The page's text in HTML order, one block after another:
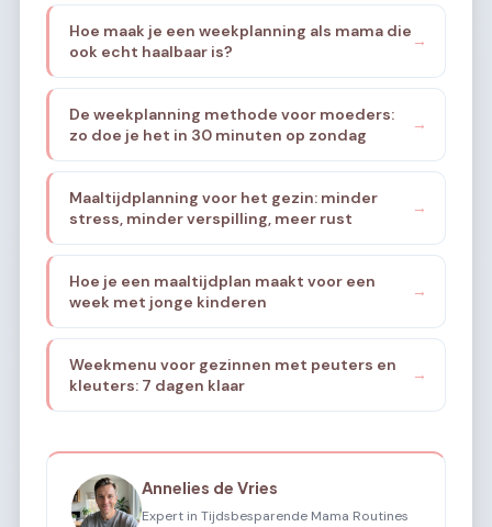
Hoe maak je een weekplanning als mama die
ook echt haalbaar is?
→
De weekplanning methode voor moeders:
zo doe je het in 30 minuten op zondag
→
Maaltijdplanning voor het gezin: minder
stress, minder verspilling, meer rust
→
Hoe je een maaltijdplan maakt voor een
week met jonge kinderen
→
Weekmenu voor gezinnen met peuters en
kleuters: 7 dagen klaar
→
Annelies de Vries
Expert in Tijdsbesparende Mama Routines